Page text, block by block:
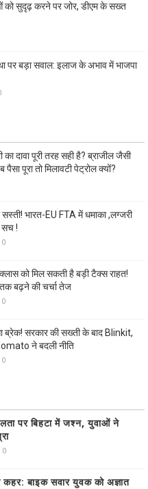
को सुदृढ़ करने पर जोर, डीएम के सख्त
पर बड़ा सवाल: इलाज के अभाव में भाजपा
दावा पूरी तरह सही है? ब्राजील जैसी
पैसा पूरा तो मिलावटी पेट्रोल क्यों?
भारत-EU FTA में धमाका ,लग्जरी
सच !
0
को मिल सकती है बड़ी टैक्स राहत!
बढ़ने की चर्चा तेज
0
ब्रेक! सरकार की सख्ती के बाद Blinkit,
ने बदली नीति
0
पर बिहटा में जश्न, युवाओं ने
0
कहर: बाइक सवार युवक को अज्ञात